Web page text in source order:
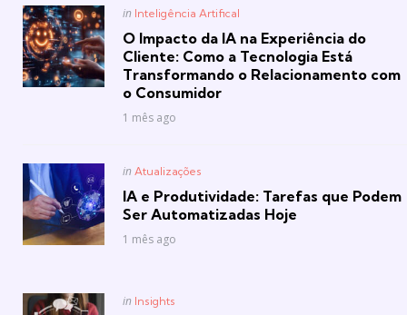
Posted
in Inteligência Artifical
O Impacto da IA na Experiência do
Cliente: Como a Tecnologia Está
Transformando o Relacionamento com
o Consumidor
1 mês ago
Posted
in Atualizações
IA e Produtividade: Tarefas que Podem
Ser Automatizadas Hoje
1 mês ago
Posted
in Insights